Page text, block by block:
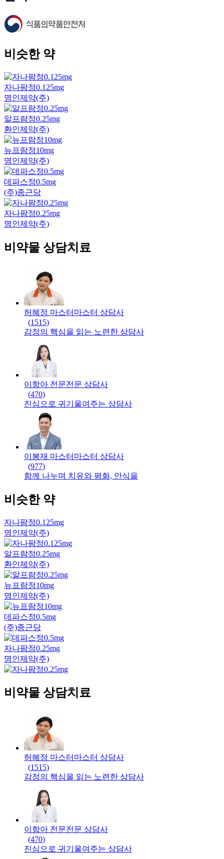
비슷한 약
자나팜정0.125mg
명인제약(주)
알프람정0.25mg
환인제약(주)
뉴프람정10mg
명인제약(주)
데파스정0.5mg
(주)종근당
자나팜정0.25mg
명인제약(주)
비약물 상담치료
허혜정 마스터 마스터 상담사
(1515)
감정의 핵심을 읽는 노련한 상담사
이항아 전문전문 상담사
(470)
진심으로 귀기울여주는 상담사
이봉재 마스터 마스터 상담사
(977)
함께 나누며 치유와 평화, 안식을
비슷한 약
자나팜정0.125mg
명인제약(주)
알프람정0.25mg
환인제약(주)
뉴프람정10mg
명인제약(주)
데파스정0.5mg
(주)종근당
자나팜정0.25mg
명인제약(주)
비약물 상담치료
허혜정 마스터 마스터 상담사
(1515)
감정의 핵심을 읽는 노련한 상담사
이항아 전문전문 상담사
(470)
진심으로 귀기울여주는 상담사